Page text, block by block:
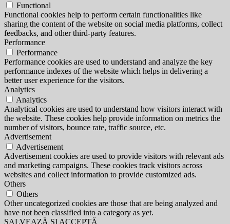
Functional
Functional cookies help to perform certain functionalities like
sharing the content of the website on social media platforms, collect
feedbacks, and other third-party features.
Performance
Performance
Performance cookies are used to understand and analyze the key
performance indexes of the website which helps in delivering a
better user experience for the visitors.
Analytics
Analytics
Analytical cookies are used to understand how visitors interact with
the website. These cookies help provide information on metrics the
number of visitors, bounce rate, traffic source, etc.
Advertisement
Advertisement
Advertisement cookies are used to provide visitors with relevant ads
and marketing campaigns. These cookies track visitors across
websites and collect information to provide customized ads.
Others
Others
Other uncategorized cookies are those that are being analyzed and
have not been classified into a category as yet.
SALVEAZĂ ȘI ACCEPTĂ